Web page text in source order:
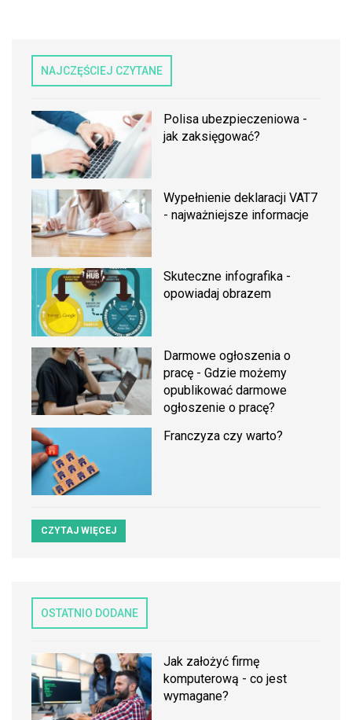
NAJCZĘŚCIEJ CZYTANE
Polisa ubezpieczeniowa -
jak zaksięgować?
Wypełnienie deklaracji VAT7
- najważniejsze informacje
Skuteczne infografika -
opowiadaj obrazem
Darmowe ogłoszenia o
pracę - Gdzie możemy
opublikować darmowe
ogłoszenie o pracę?
Franczyza czy warto?
CZYTAJ WIĘCEJ
OSTATNIO DODANE
Jak założyć firmę
komputerową - co jest
wymagane?